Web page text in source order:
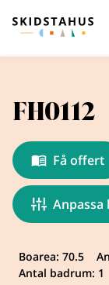
FH0112
Få offert
Anpassa
Boarea: 70.5
Antal badrum: 1